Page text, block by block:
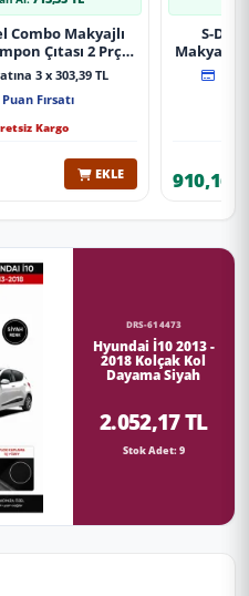
Combo Makyajlı
Çıtası 2 Prç
A+ Kalite
3 x 303,39 TL
Fırsatı
Kargo
EKLE
S-
Makyajlı
2 Prç
910,16
DRS-614473
Hyundai İ10 2013 -
2018 Kolçak Kol
Dayama Siyah
2.052,17 TL
Stok Adet: 9